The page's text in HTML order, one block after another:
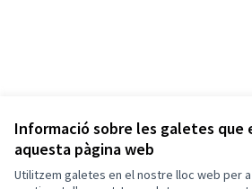
Informació sobre les galetes que
aquesta pàgina web
Utilitzem galetes en el nostre lloc web per